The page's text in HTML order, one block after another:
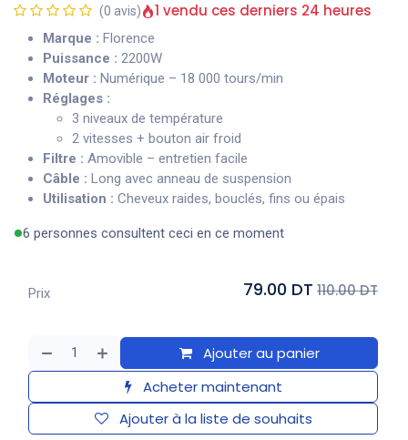
(0 avis) 1 vendu ces derniers 24 heures
Marque : Florence
Puissance : 2200W
Moteur : Numérique – 18 000 tours/min
Réglages :
3 niveaux de température
2 vitesses + bouton air froid
Filtre : Amovible – entretien facile
Câble : Long avec anneau de suspension
Utilisation : Cheveux raides, bouclés, fins ou épais
6 personnes consultent ceci en ce moment
Ajouter au panier
Acheter maintenant
Ajouter à la liste de souhaits
Prix 79.00 DT 110.00 DT